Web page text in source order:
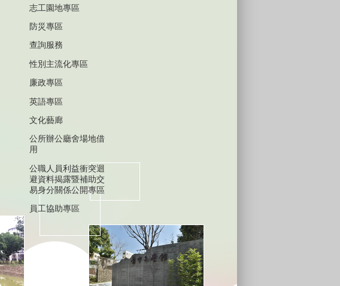
志工園地專區
防災專區
查詢服務
性別主流化專區
廉政專區
英語專區
文化藝廊
公所辦公廳舍場地借
用
公職人員利益衝突迴
避資料揭露暨補助交
易身分關係公開專區
員工協助專區